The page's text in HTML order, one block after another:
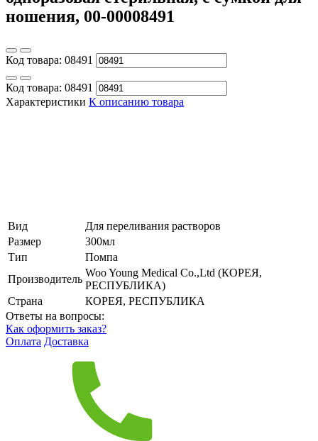
ношения, 00-00008491
Код товара: 08491
Код товара: 08491
Характеристики К описанию товара
Вид
Для переливания растворов
Размер
300мл
Тип
Помпа
Производитель
Woo Young Medical Co.,Ltd (КОРЕЯ,
РЕСПУБЛИКА)
Страна
КОРЕЯ, РЕСПУБЛИКА
Ответы на вопросы:
Как оформить заказ?
Оплата Доставка